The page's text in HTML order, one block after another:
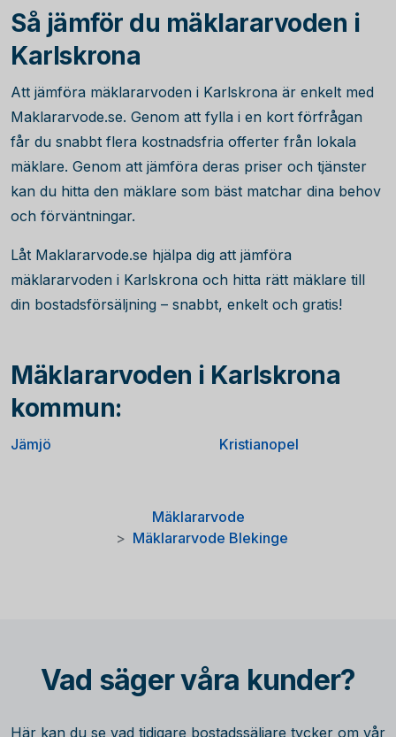
Så jämför du mäklararvoden i
Karlskrona
Att jämföra mäklararvoden i Karlskrona är enkelt med
Maklararvode.se. Genom att fylla i en kort förfrågan
får du snabbt flera kostnadsfria offerter från lokala
mäklare. Genom att jämföra deras priser och tjänster
kan du hitta den mäklare som bäst matchar dina behov
och förväntningar.
Låt Maklararvode.se hjälpa dig att jämföra
mäklararvoden i Karlskrona och hitta rätt mäklare till
din bostadsförsäljning – snabbt, enkelt och gratis!
Mäklararvoden i Karlskrona
kommun:
Jämjö Kristianopel
Mäklararvode
Mäklararvode Blekinge
Vad säger våra kunder?
Här kan du se vad tidigare bostadssäljare tycker om vår